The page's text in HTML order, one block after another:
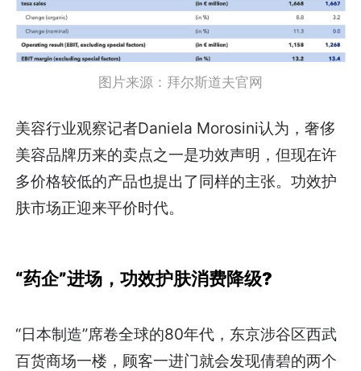
图片来源：拜尔斯道夫官网
美容行业观察记者Daniela Morosini认为，奢侈
美容品牌历来的卖点之一是功效声明，但现在许
多价格较低的产品也提出了同样的主张。功效护
肤市场正迎来平价时代。
“药企”进场，功效护肤消费降级?
“日本制造”席卷全球的80年代，东京涉谷区西武
百货商场一楼，顾客一进门就会发现倩碧的两个